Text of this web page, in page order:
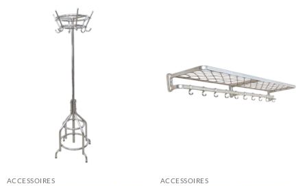
ACCESSOIRES ACCESSOIRES